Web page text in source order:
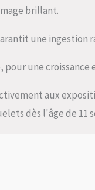
brillant.
une ingestion
pour une
aux
dès l'âge de 11